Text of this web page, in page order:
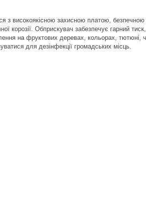
з високоякісною захисною платою,
корозії. Обприскувач забезпечує гарний
на фруктових деревах, кольорах, тютюні,
для дезінфекції громадських місць.